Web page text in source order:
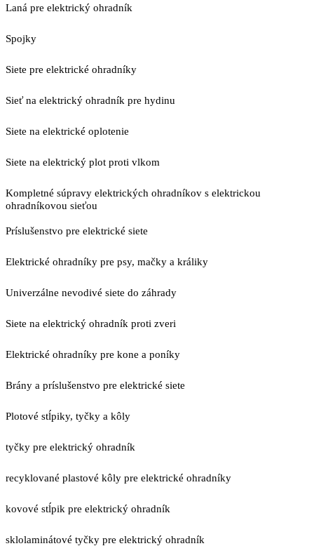
Laná pre elektrický ohradník
Spojky
Siete pre elektrické ohradníky
Sieť na elektrický ohradník pre hydinu
Siete na elektrické oplotenie
Siete na elektrický plot proti vlkom
Kompletné súpravy elektrických ohradníkov s elektrickou
ohradníkovou sieťou
Príslušenstvo pre elektrické siete
Elektrické ohradníky pre psy, mačky a králiky
Univerzálne nevodivé siete do záhrady
Siete na elektrický ohradník proti zveri
Elektrické ohradníky pre kone a poníky
Brány a príslušenstvo pre elektrické siete
Plotové stĺpiky, tyčky a kôly
tyčky pre elektrický ohradník
recyklované plastové kôly pre elektrické ohradníky
kovové stĺpik pre elektrický ohradník
sklolaminátové tyčky pre elektrický ohradník